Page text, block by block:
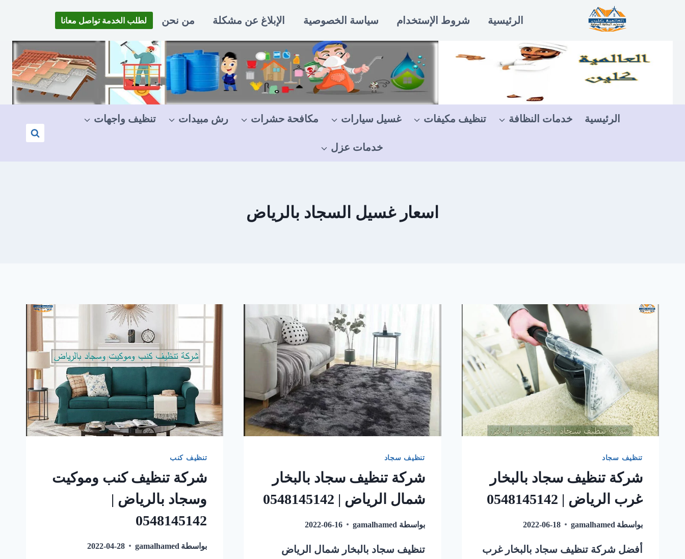
الرئيسية شروط الإستخدام سياسة الخصوصية الإبلاغ عن مشكلة من نحن لطلب الخدمة تواصل معانا
الرئيسية خدمات النظافة تنظيف مكيفات غسيل سيارات مكافحة حشرات رش مبيدات تنظيف واجهات
خدمات عزل
اسعار غسيل السجاد بالرياض
تنظيف سجاد
شركة تنظيف سجاد بالبخار
غرب الرياض | 0548145142
بواسطة gamalhamed
2022-06-18
أفضل شركة تنظيف سجاد بالبخار غرب
تنظيف سجاد
شركة تنظيف سجاد بالبخار
شمال الرياض | 0548145142
بواسطة gamalhamed
2022-06-16
تنظيف سجاد بالبخار شمال الرياض
تنظيف كنب
شركة تنظيف كنب وموكيت
وسجاد بالرياض |
0548145142
بواسطة gamalhamed
2022-04-28